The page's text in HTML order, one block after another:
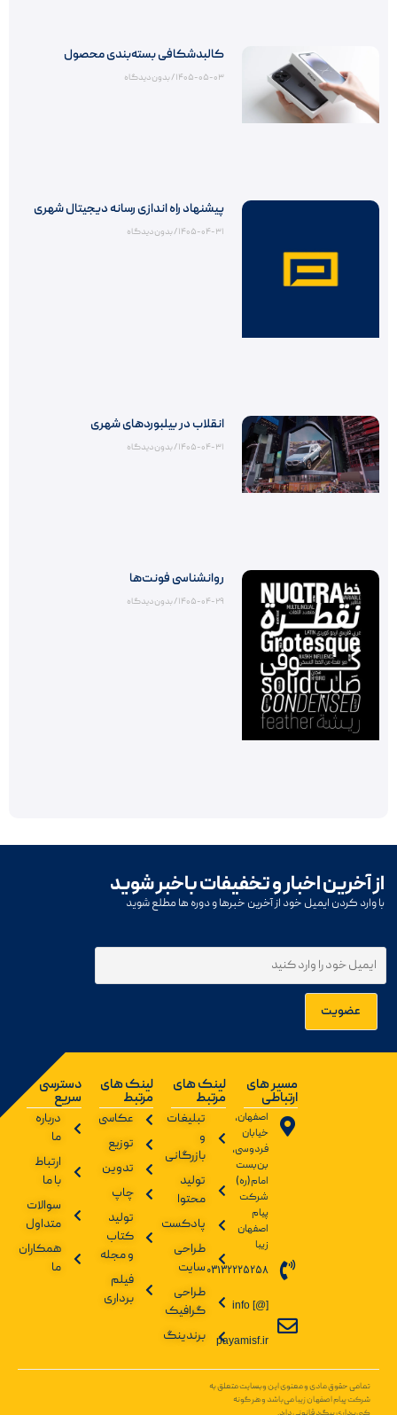
کالبدشکافی بسته‌بندی محصول
۱۴۰۵-۰۵-۰۳ بدون دیدگاه
پیشنهاد راه اندازی رسانه دیجیتال شهری
۱۴۰۵-۰۴-۳۱ بدون دیدگاه
انقلاب در بیلبوردهای شهری
۱۴۰۵-۰۴-۳۱ بدون دیدگاه
روانشناسی فونت‌ها
۱۴۰۵-۰۴-۲۹ بدون دیدگاه
از آخرین اخبار و تخفیفات باخبر شوید
با وارد کردن ایمیل خود از آخرین خبرها و دوره ها مطلع شوید
مسیر های
ارتباطی
اصفهان،
خیابان
فردوسی،
بن‌بست
امام(ره)
شرکت
پیام
اصفهان
زیبا
03132225258
info [@]
payamisf.ir
لینک های
مرتبط
تبلیغات
و
بازرگانی
تولید
محتوا
پادکست
طراحی
سایت
طراحی
گرافیک
برندینگ
لینک های
مرتبط
عکاسی
توزیع
تدوین
چاپ
تولید
کتاب
و مجله
فیلم
برداری
دسترسی
سریع
درباره
ما
ارتباط
با ما
سوالات
متداول
همکاران
ما
تمامی حقوق مادی و معنوی این وبسایت متعلق به
شرکت پیام اصفهان زیبا می‌باشد و هر گونه